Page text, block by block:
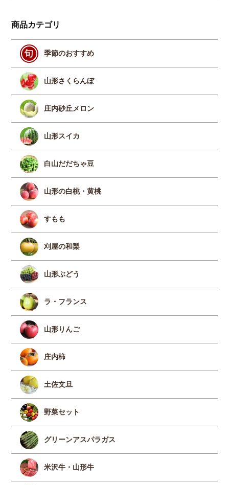
商品カテゴリ
季節のおすすめ
山形さくらんぼ
庄内砂丘メロン
山形スイカ
白山だだちゃ豆
山形の白桃・黄桃
すもも
刈屋の和梨
山形ぶどう
ラ・フランス
山形りんご
庄内柿
土佐文旦
野菜セット
グリーンアスパラガス
米沢牛・山形牛